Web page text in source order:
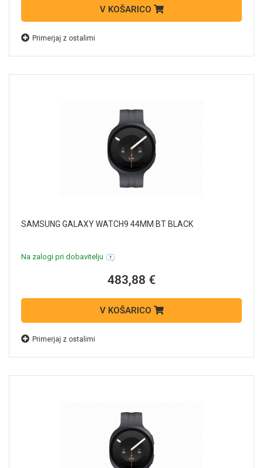
V KOŠARICO
Primerjaj z ostalimi
SAMSUNG GALAXY WATCH9 44MM BT BLACK
Na zalogi pri dobavitelju
483,88 €
V KOŠARICO
Primerjaj z ostalimi